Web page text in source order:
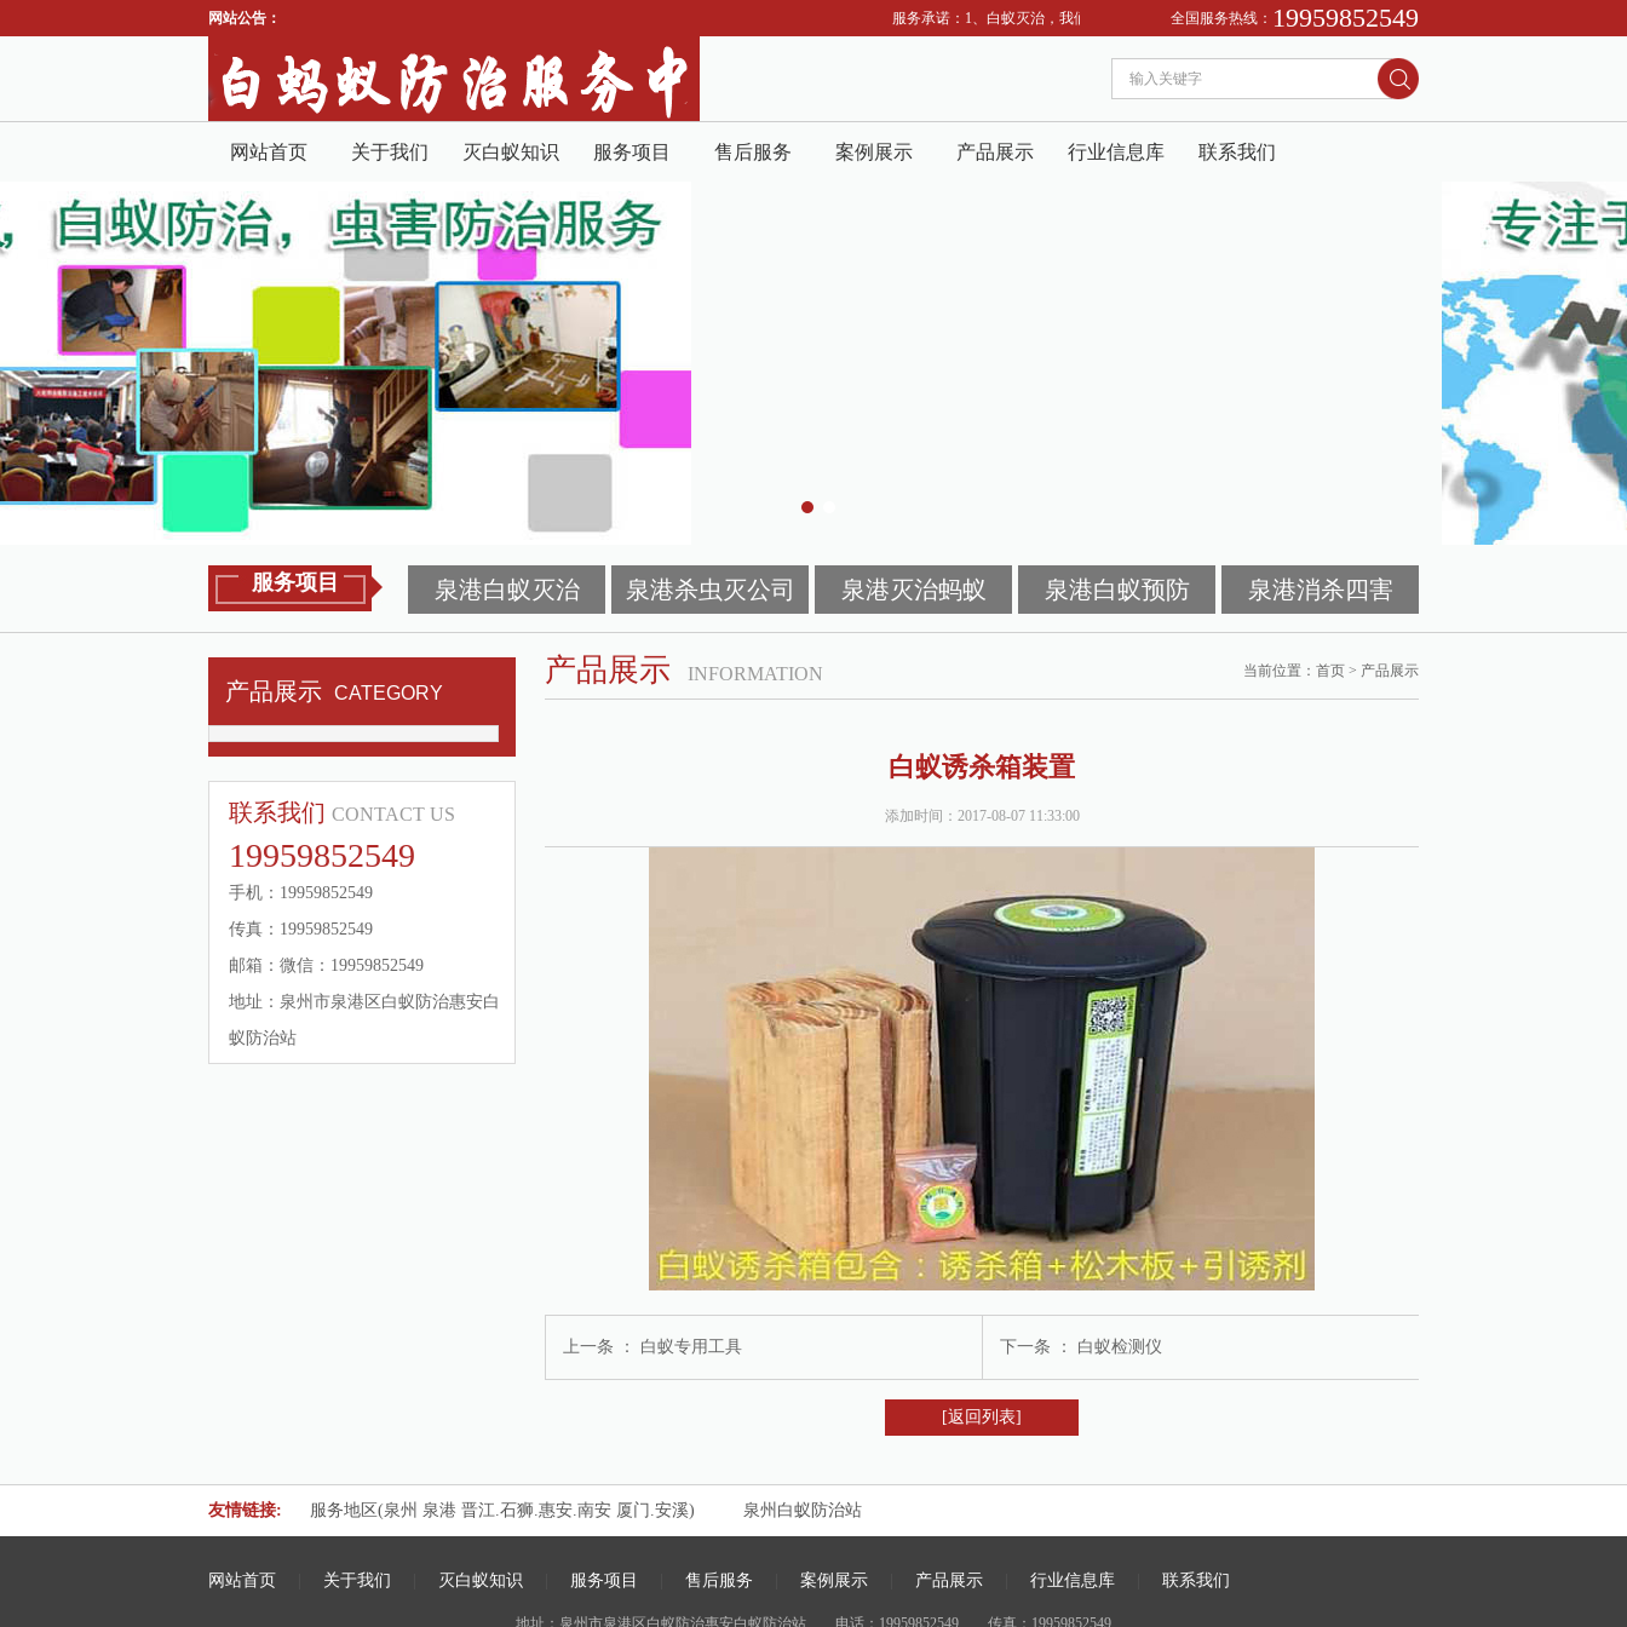
网站公告： 服务承诺：1、白蚁灭治，我们以“跟踪白蚁路。2、找出蚁巢、杀灭蚁王、保证根治。3、合同签约、在售后免费跟
全国服务热线： 19959852549
网站首页 关于我们 灭白蚁知识 服务项目 售后服务 案例展示 产品展示 行业信息库 联系我们
服务项目 泉港白蚁灭治 泉港杀虫灭公司 泉港灭治蚂蚁 泉港白蚁预防 泉港消杀四害
产品展示 CATEGORY
联系我们 CONTACT US
19959852549
手机：19959852549
传真：19959852549
邮箱：微信：19959852549
地址：泉州市泉港区白蚁防治惠安白
蚁防治站
产品展示 INFORMATION 当前位置： 首页 > 产品展示
白蚁诱杀箱装置
添加时间：2017-08-07 11:33:00
上一条 ： 白蚁专用工具 下一条 ： 白蚁检测仪
[返回列表]
友情链接: 服务地区(泉州 泉港 晋江.石狮.惠安.南安 厦门.安溪) 泉州白蚁防治站
网站首页 关于我们 灭白蚁知识 服务项目 售后服务 案例展示 产品展示 行业信息库 联系我们
地址：泉州市泉港区白蚁防治惠安白蚁防治站 电话：19959852549 传真：19959852549